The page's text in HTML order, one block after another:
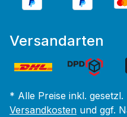
Versandarten
* Alle Preise inkl.
Versandkosten und ggf.